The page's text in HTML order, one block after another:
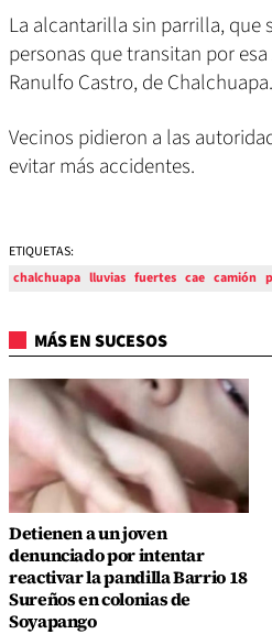
La alcantarilla sin parrilla, que
personas que transitan por
Ranulfo Castro, de Chalchuapa.
Vecinos pidieron a las
evitar más accidentes.
ETIQUETAS:
chalchuapa lluvias fuertes cae camión
MÁS EN SUCESOS
Detienen a un joven
denunciado por intentar
reactivar la pandilla Barrio 18
Sureños en colonias de
Soyapango